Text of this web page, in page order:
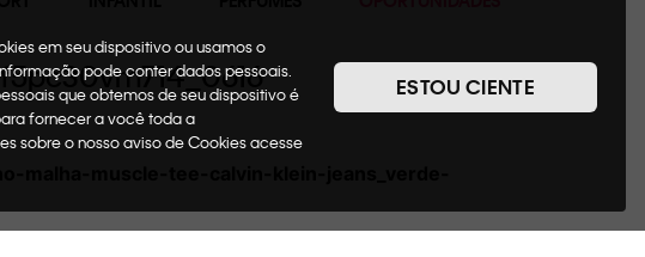
em seu dispositivo ou usamos o
pode conter dados pessoais.
que obtemos de seu dispositivo é
fornecer a você toda a
sobre o nosso aviso de Cookies acesse
ESTOU CIENTE